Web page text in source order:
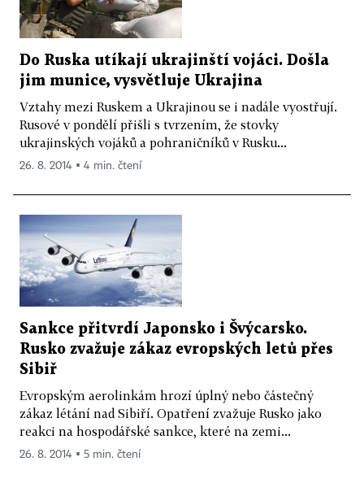
Do Ruska utíkají ukrajinští vojáci. Došla
jim munice, vysvětluje Ukrajina
Vztahy mezi Ruskem a Ukrajinou se i nadále vyostřují.
Rusové v pondělí přišli s tvrzením, že stovky
ukrajinských vojáků a pohraničníků v Rusku...
26. 8. 2014 ▪ 4 min. čtení
Sankce přitvrdí Japonsko i Švýcarsko.
Rusko zvažuje zákaz evropských letů přes
Sibiř
Evropským aerolinkám hrozí úplný nebo částečný
zákaz létání nad Sibiří. Opatření zvažuje Rusko jako
reakci na hospodářské sankce, které na zemi...
26. 8. 2014 ▪ 5 min. čtení